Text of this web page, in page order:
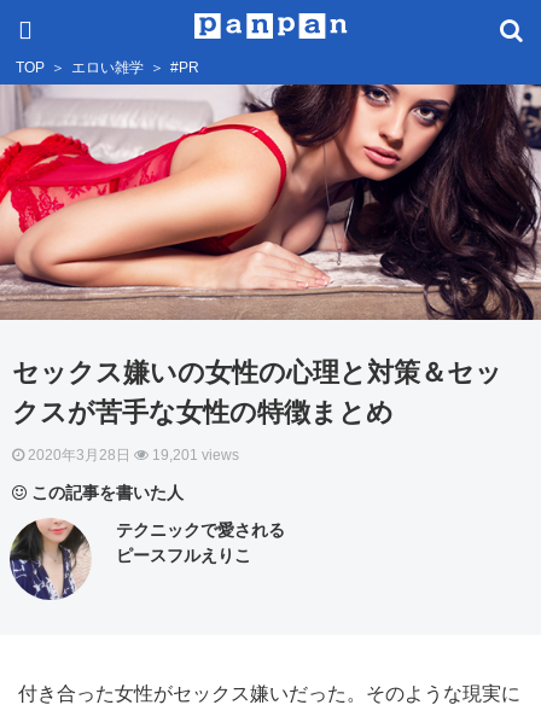
TOP ＞ エロい雑学 ＞ #PR
セックス嫌いの女性の心理と対策＆セッ
クスが苦手な女性の特徴まとめ
2020年3月28日 19,201 views
この記事を書いた人
テクニックで愛される
ピースフルえりこ
付き合った女性がセックス嫌いだった。そのような現実に